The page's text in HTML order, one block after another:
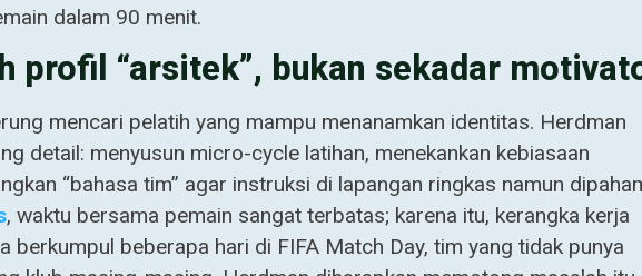
dalam 90 menit.
profil “arsitek”, bukan sekadar
mencari pelatih yang mampu menanamkan identitas. Herdman
detail: menyusun micro-cycle latihan, menekankan kebiasaan
“bahasa tim” agar instruksi di lapangan ringkas namun
, waktu bersama pemain sangat terbatas; karena itu, kerangka kerja
berkumpul beberapa hari di FIFA Match Day, tim yang tidak punya